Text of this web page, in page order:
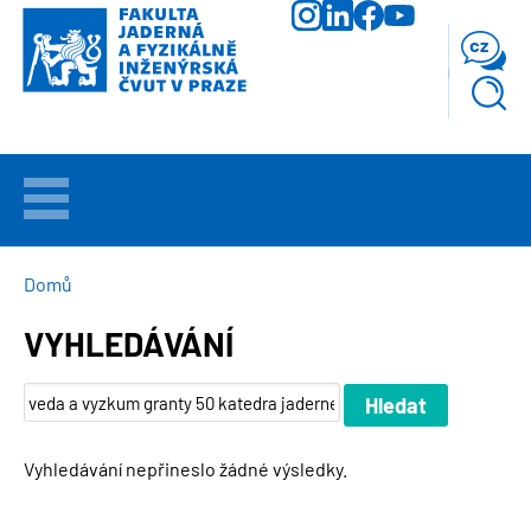
Přejít
hlavnímu
obsahu
VÍTEJTE
UCHAZEČI
STUDIUM
VĚDA
cz
DROBEČKOVÁ
Domů
VYHLEDÁVÁNÍ
Vyhledávání nepřineslo žádné výsledky.